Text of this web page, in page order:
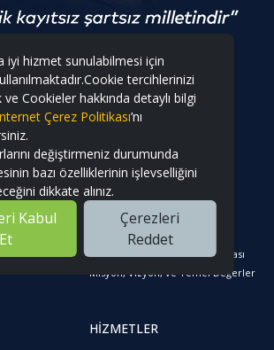
iyi hizmet sunulabilmesi için
tercihlerinizi
Cookieler hakkında detaylı bilgi
Çerez Politikası’nı
değiştirmeniz durumunda
bazı özelliklerinin işlevselliğini
dikkate alınız.
Kabul
Et
Çerezleri
Reddet
KURUMSAL
Kurumsal Yapı
Meclis ve Encümen
Ataşehir Belediyesi
Aydınlatma metni, Kvkk Politikası
Misyon, Vizyon, ve Temel Değerler
HİZMETLER